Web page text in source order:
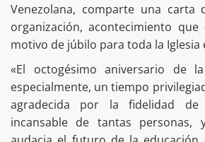
Venezolana, comparte una carta
organización, acontecimiento
motivo de júbilo para toda la Iglesia
«El octogésimo aniversario de la
especialmente, un tiempo
agradecida por la fidelidad
incansable de tantas